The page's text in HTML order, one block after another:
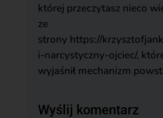
której przeczytasz nieco
ze
strony https://
i-narcystyczny-ojciec/,
wyjaśnił mechanizm
Wyślij komentarz